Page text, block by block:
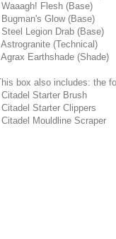
Flesh (Base)
Glow (Base)
Legion Drab (Base)
(Technical)
Earthshade (Shade)
box also includes: the
Starter Brush
Starter Clippers
Mouldline Scraper